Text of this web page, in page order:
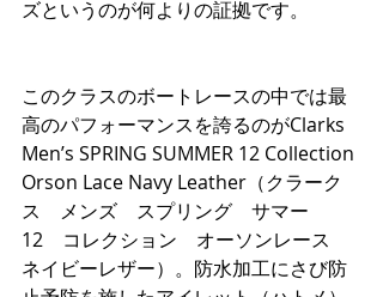
ズというのが何よりの証拠です。
このクラスのボートレースの中では最
高のパフォーマンスを誇るのがClarks
Men’s SPRING SUMMER 12 Collection
Orson Lace Navy Leather（クラーク
ス　メンズ　スプリング　サマー
12　コレクション　オーソンレース
ネイビーレザー）。防水加工にさび防